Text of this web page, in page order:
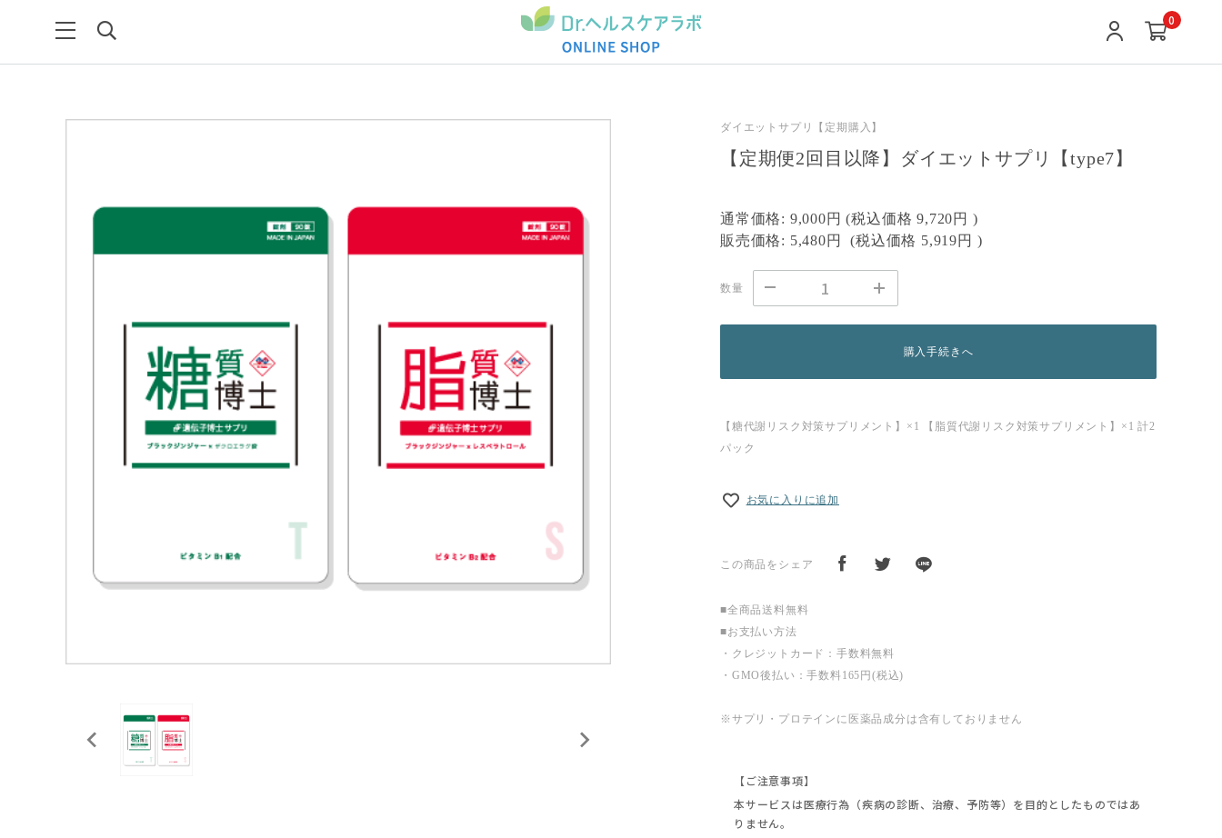
0
ダイエットサプリ【定期購入】
【定期便2回目以降】ダイエットサプリ【type7】
通常価格: 9,000円 (税込価格9,720円 )
販売価格: 5,480円 (税込価格 5,919円 )
数量
購入手続きへ
【糖代謝リスク対策サプリメント】×1 【脂質代謝リスク対策サプリメント】×1 計2
パック
お気に入りに追加
この商品をシェア
■全商品送料無料
■お支払い方法
・クレジットカード：手数料無料
・GMO後払い：手数料165円(税込)
※サプリ・プロテインに医薬品成分は含有しておりません
【ご注意事項】
本サービスは医療行為（疾病の診断、治療、予防等）を目的としたものではあ
りません。